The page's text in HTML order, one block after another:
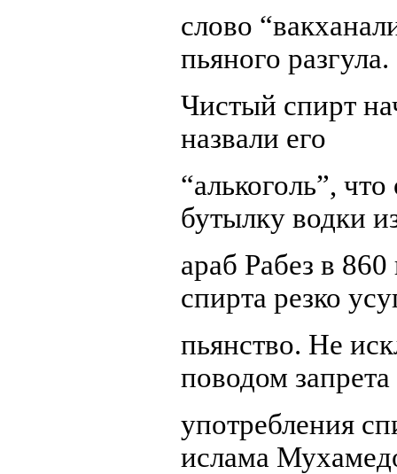
слово
пьяного разгула.
Чистый спирт
назвали его
“алькоголь”,
бутылку водки
араб Рабез в
спирта резко
пьянство. Не
поводом запрета
употребления
ислама